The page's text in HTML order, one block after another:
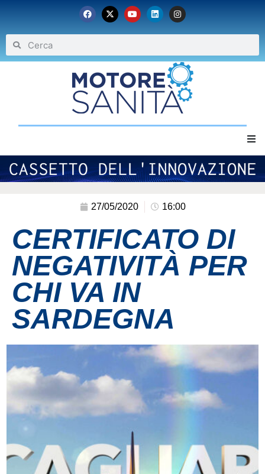
Home
Eventi
Archivio
Contatti
Grandi eventi
MotoRare
27/05/2020 16:00
CERTIFICATO DI
NEGATIVITÀ PER
CHI VA IN
SARDEGNA